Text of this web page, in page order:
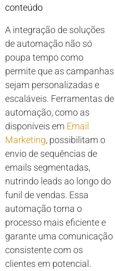
conteúdo
A integração de soluções
de automação não só
poupa tempo como
permite que as campanhas
sejam personalizadas e
escaláveis. Ferramentas de
automação, como as
disponíveis em Email
Marketing, possibilitam o
envio de sequências de
emails segmentadas,
nutrindo leads ao longo do
funil de vendas. Essa
automação torna o
processo mais eficiente e
garante uma comunicação
consistente com os
clientes em potencial.